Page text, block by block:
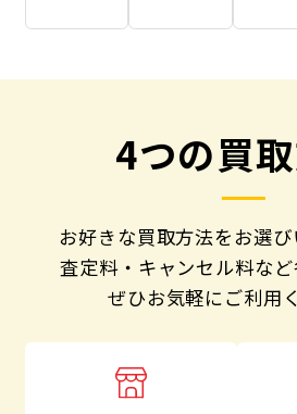
4つの買
お好きな買取方法をお選び
査定料・キャンセル料など
ぜひお気軽にご利用